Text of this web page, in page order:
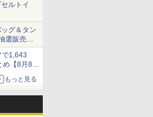
ルトイ
グ＆タン
選販売の
で1,643
め【8月8日
景版」が
もっと見る